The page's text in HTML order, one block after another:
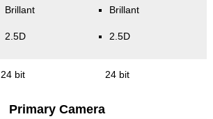
Brillant
2.5D
Brillant
2.5D
24 bit 24 bit
Primary Camera